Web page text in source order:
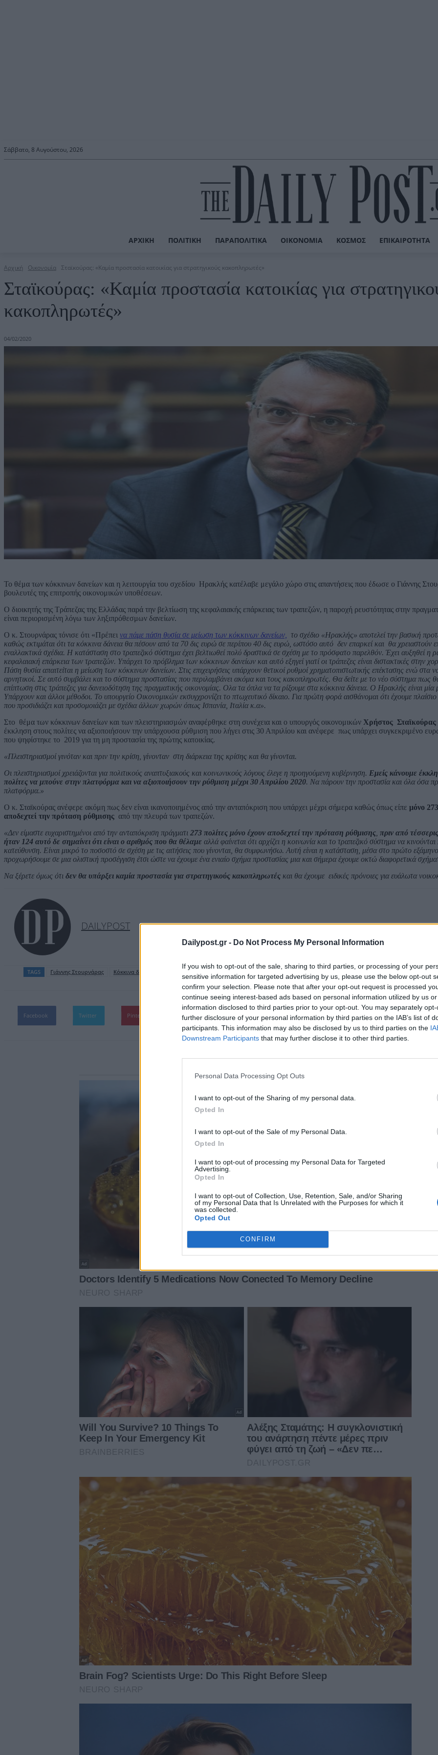
Dailypost.gr - Do Not Process My Personal Information
If you wish to opt-out of the sale, sharing to third parties, or processing of your
sensitive information for targeted advertising by us, please use the below opt-out
confirm your selection. Please note that after your opt-out request is processed
continue seeing interest-based ads based on personal information utilized by us
information disclosed to third parties prior to your opt-out. You may separately
further disclosure of your personal information by third parties on the IAB’s list of
participants. This information may also be disclosed by us to third parties on the
Downstream Participants that may further disclose it to other third parties.
Personal Data Processing Opt Outs
I want to opt-out of the Sharing of my personal data.
Opted In
I want to opt-out of the Sale of my Personal Data.
Opted In
I want to opt-out of processing my Personal Data for Targeted
Advertising.
Opted In
I want to opt-out of Collection, Use, Retention, Sale, and/or Sharing
of my Personal Data that Is Unrelated with the Purposes for which it
was collected.
Opted Out
CONFIRM
Σάββατο, 8 Αυγούστου, 2026
ΑΡΧΙΚΉ ΠΟΛΙΤΙΚΉ ΠΑΡΑΠΟΛΙΤΙΚΆ ΟΙΚΟΝΟΜΊΑ ΚΌΣΜΟΣ ΕΠΙΚΑΙΡΌΤΗΤΑ
Αρχική Οικονομία Σταϊκούρας: «Καμία προστασία κατοικίας για στρατηγικούς κακοπληρωτές»
Σταϊκούρας: «Καμία προστασία κατοικίας για
κακοπληρωτές»
04/02/2020
Το θέμα των κόκκινων δανείων και η λειτουργία του σχεδίου Ηρακλής κατέλαβε μεγάλο χώρο στις απαντήσεις που έδωσε ο Γιάννης
βουλευτές της επιτροπής οικονομικών υποθέσεων.
Ο διοικητής της Τράπεζας της Ελλάδας παρά την βελτίωση της κεφαλαιακής επάρκειας των τραπεζών, η παροχή ρευστότητας στην
είναι περιορισμένη λόγω των ληξιπρόθεσμων δανείων.
Ο κ. Στουρνάρας τόνισε ότι «Πρέπει να πάμε πάση θυσία σε μείωση των κόκκινων δανείων,
το σχέδιο «Ηρακλής» αποτελεί την βασική
καθώς εκτιμάται ότι τα κόκκινα δάνεια θα πέσουν από τα 70 δις ευρώ σε περίπου 40 δις ευρώ, ωστόσο αυτό δεν επαρκεί και θα χρειαστούν
εναλλακτικά σχέδια. Η κατάσταση στο τραπεζικό σύστημα έχει βελτιωθεί πολύ δραστικά σε σχέση με το πρόσφατο παρελθόν. Έχει αυξηθεί η
κεφαλαιακή επάρκεια των τραπεζών. Υπάρχει το πρόβλημα των κόκκινων δανείων και αυτό εξηγεί γιατί οι τράπεζες είναι διστακτικές στην
Πάση θυσία απαιτείται η μείωση των κόκκινων δανείων. Στις επιχειρήσεις υπάρχουν θετικοί ρυθμοί χρηματοπιστωτικής επέκτασης ενώ στα
αρνητικοί. Σε αυτό συμβάλει και το σύστημα προστασίας που περιλαμβάνει ακόμα και τους κακοπληρωτές. Θα δείτε με το νέο σύστημα πως
επίπτωση στις τράπεζες για δανειοδότηση της πραγματικής οικονομίας. Ολα τα όπλα να τα ρίξουμε στα κόκκινα δάνεια. Ο Ηρακλής είναι μία
Υπάρχουν και άλλοι μέθοδοι. Το υπουργείο Οικονομικών εκσυγχρονίζει το πτωχευτικό δίκαιο. Για πρώτη φορά αισθάνομαι ότι έχουμε
που προσιδιάζει και προσομοιάζει με σχέδια άλλων χωρών όπως Ισπανία, Ιταλία κ.α».
Στο θέμα των κόκκινων δανείων και των πλειστηριασμών αναφέρθηκε στη συνέχεια και ο υπουργός οικονομικών Χρήστος Σταϊκούρας
έκκληση στους πολίτες να αξιοποιήσουν την υπάρχουσα ρύθμιση που λήγει στις 30 Απριλίου και ανέφερε πως υπάρχει συγκεκριμένο
που ψηφίστηκε το 2019 για τη μη προστασία της πρώτης κατοικίας.
«Πλειστηριασμοί γινόταν και πριν την κρίση, γίνονταν στη διάρκεια της κρίσης και θα γίνονται.
Οι πλειστηριασμοί χρειάζονται για πολιτικούς αναπτυξιακούς και κοινωνικούς λόγους έλεγε η προηγούμενη κυβέρνηση. Εμείς κάνουμε
πολίτες να μπούνε στην πλατφόρμα και να αξιοποιήσουν την ρύθμιση μέχρι 30 Απριλίου 2020. Να πάρουν την προστασία και όλα όσα
πλατφόρμα.»
Ο κ. Σταϊκούρας ανέφερε ακόμη πως δεν είναι ικανοποιημένος από την ανταπόκριση που υπάρχει μέχρι σήμερα καθώς όπως είπε μόνο
αποδεχτεί την πρόταση ρύθμισης από την πλευρά των τραπεζών.
«Δεν είμαστε ευχαριστημένοι από την ανταπόκριση πράγματι 273 πολίτες μόνο έχουν αποδεχτεί την πρόταση ρύθμισης πριν από
ήταν 124 αυτό δε σημαίνει ότι είναι ο αριθμός που θα θέλαμε αλλά φαίνεται ότι αρχίζει η κοινωνία και το τραπεζικό σύστημα να
κατεύθυνση. Είναι μικρό το ποσοστό σε σχέση με τις αιτήσεις που γίνονται, θα συμφωνήσω. Αυτή είναι η κατάσταση, μέσα στο πρώτο
προχωρήσουμε σε μια ολιστική προσέγγιση έτσι ώστε να έχουμε ένα ενιαίο σχήμα προστασίας μια και σήμερα έχουμε οκτώ διαφορετικά
Να ξέρετε όμως ότι δεν θα υπάρξει καμία προστασία για στρατηγικούς κακοπληρωτές και θα έχουμε ειδικές πρόνοιες για ευάλωτα
DAILYPOST
TAGS Γιάννης Στουρνάρας Κόκκινα δάνεια Πρώτη κατοικία Χρήστος Σταϊκούρας
Facebook Twitter Pinterest WhatsApp